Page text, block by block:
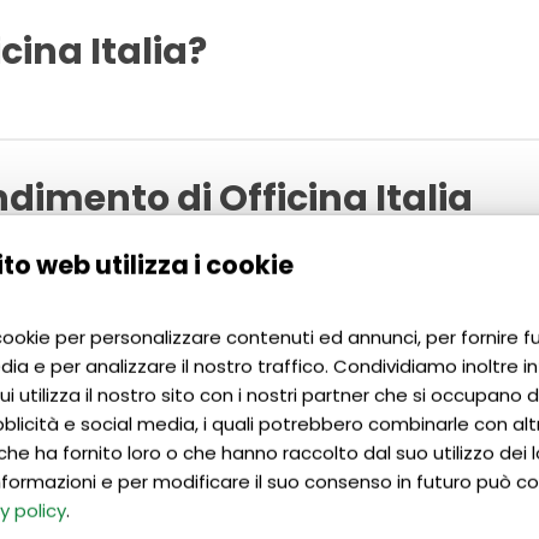
web utilizza i cookie
per personalizzare contenuti ed annunci, per fornire
e per analizzare il nostro traffico. Condividiamo inoltre
utilizza il nostro sito con i nostri partner che si occupano
e social media, i quali potrebbero combinarle con
ha fornito loro o che hanno raccolto dal suo utilizzo dei
e per modificare il suo consenso in futuro può
policy.
Italia?
e del vino, dell’ospitalità e dell’agriturismo, e vuole
di Officina Italia
conoscenze specifiche sui settori dell’ospitalità, del
da affrontarequando si avvia un’impresa in Italia e
Italia
tematici giornalieri . Ogni giornata comprende:
(1 ora). Orario flessibile. Sono previsti